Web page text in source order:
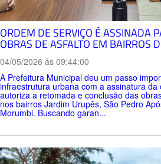
ORDEM DE SERVIÇO É ASSINADA
OBRAS DE ASFALTO EM BAIRROS
04/05/2026 ás 09:44:00
A Prefeitura Municipal deu um passo
infraestrutura urbana com a assinatura
autoriza a retomada e conclusão das
nos bairros Jardim Urupês, São Pedro
Morumbi. Buscando garan...